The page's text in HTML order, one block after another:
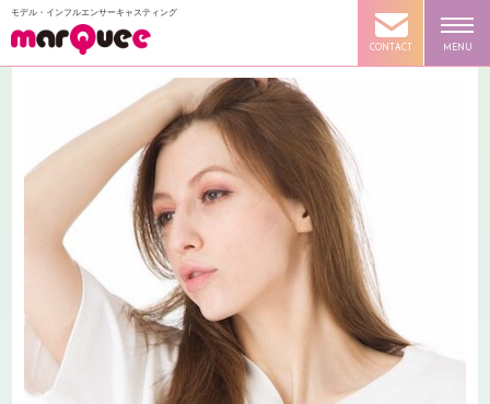
モデル・インフルエンサーキャスティング
CONTACT MENU